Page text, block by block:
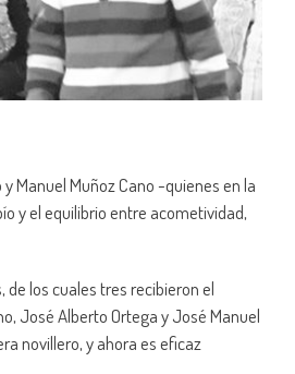
Manuel Muñoz Cano -quienes en la
y el equilibrio entre acometividad,
de los cuales tres recibieron el
José Alberto Ortega y José Manuel
novillero, y ahora es eficaz